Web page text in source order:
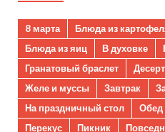
8 марта Блюда из
Блюда из яиц
В духовке
Гранатовый браслет
Желе и муссы
Завтрак
На праздничный стол
Обед
Перекус
Пикник